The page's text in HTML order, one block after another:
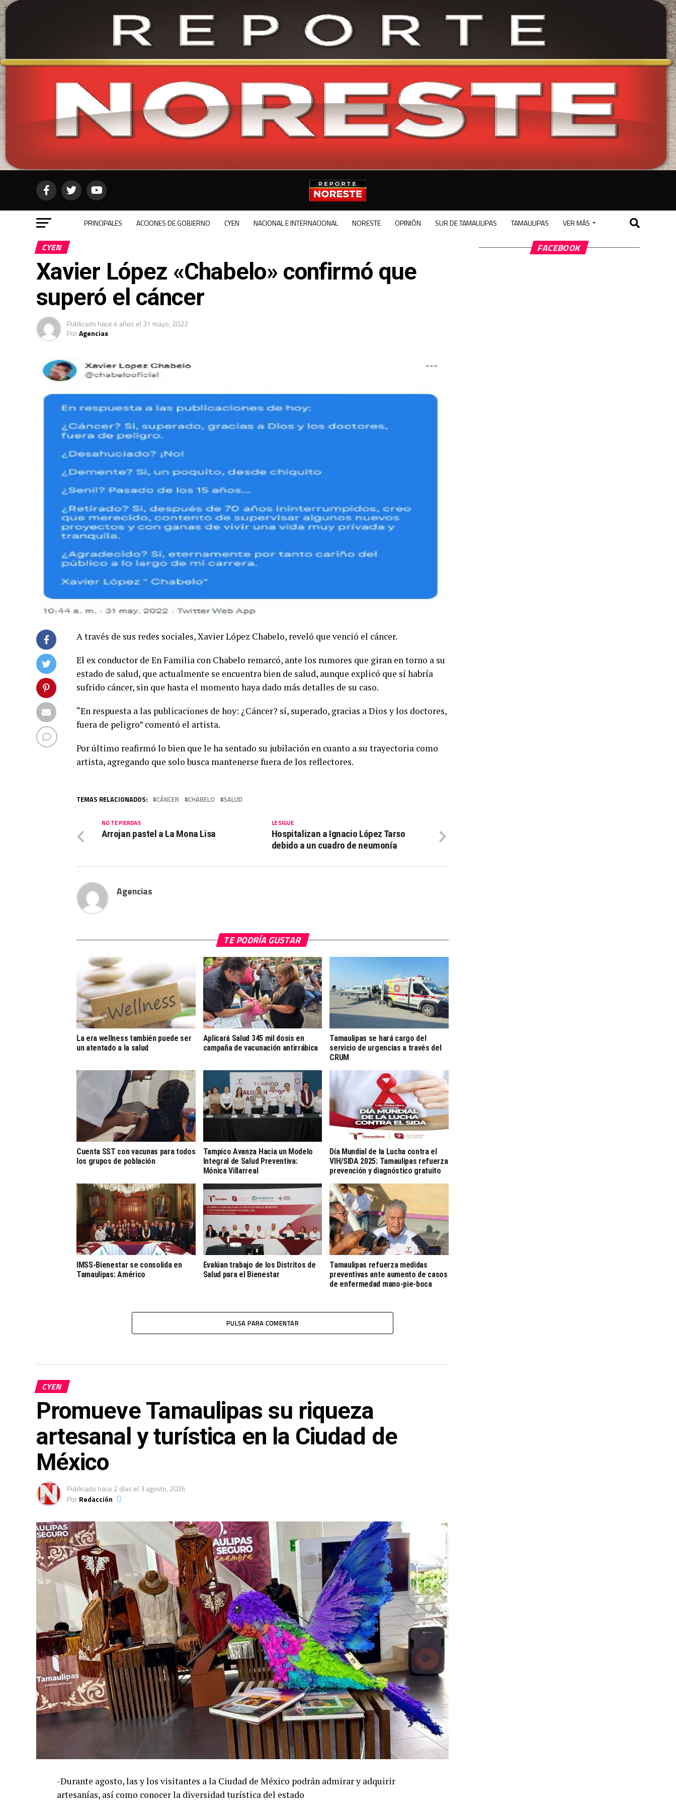
PRINCIPALES ACCIONES DE GOBIERNO CYEN NACIONAL E INTERNACIONAL NORESTE OPINIÓN SUR DE TAMAULIPAS TAMAULIPAS VER MÁS
CYEN
Xavier López «Chabelo» confirmó que
superó el cáncer
Publicado hace 4 años el 31 mayo, 2022
PorAgencias
A través de sus redes sociales, Xavier López Chabelo, reveló que venció el cáncer.
El ex conductor de En Familia con Chabelo remarcó, ante los rumores que giran en torno a su
estado de salud, que actualmente se encuentra bien de salud, aunque explicó que sí habría
sufrido cáncer, sin que hasta el momento haya dado más detalles de su caso.
“En respuesta a las publicaciones de hoy: ¿Cáncer? sí, superado, gracias a Dios y los doctores,
fuera de peligro” comentó el artista.
Por último reafirmó lo bien que le ha sentado su jubilación en cuanto a su trayectoria como
artista, agregando que solo busca mantenerse fuera de los reflectores.
TEMAS RELACIONADOS: CÁNCER CHABELO SALUD
LE SIGUE
Hospitalizan a Ignacio López Tarso
debido a un cuadro de neumonía
NO TE PIERDAS
Arrojan pastel a La Mona Lisa
Agencias
TE PODRÍA GUSTAR
La era wellness también puede ser
un atentado a la salud
Aplicará Salud 345 mil dosis en
campaña de vacunación antirrábica
Tamaulipas se hará cargo del
servicio de urgencias a través del
CRUM
Cuenta SST con vacunas para todos
los grupos de población
Tampico Avanza Hacia un Modelo
Integral de Salud Preventiva:
Mónica Villarreal
Día Mundial de la Lucha contra el
VIH/SIDA 2025: Tamaulipas refuerza
prevención y diagnóstico gratuito
IMSS-Bienestar se consolida en
Tamaulipas: Américo
Evalúan trabajo de los Distritos de
Salud para el Bienestar
Tamaulipas refuerza medidas
preventivas ante aumento de casos
de enfermedad mano-pie-boca
PULSA PARA COMENTAR
CYEN
Promueve Tamaulipas su riqueza
artesanal y turística en la Ciudad de
México
Publicado hace 2 días el 3 agosto, 2026
PorRedacción
-Durante agosto, las y los visitantes a la Ciudad de México podrán admirar y adquirir
artesanías, así como conocer la diversidad turística del estado
FACEBOOK